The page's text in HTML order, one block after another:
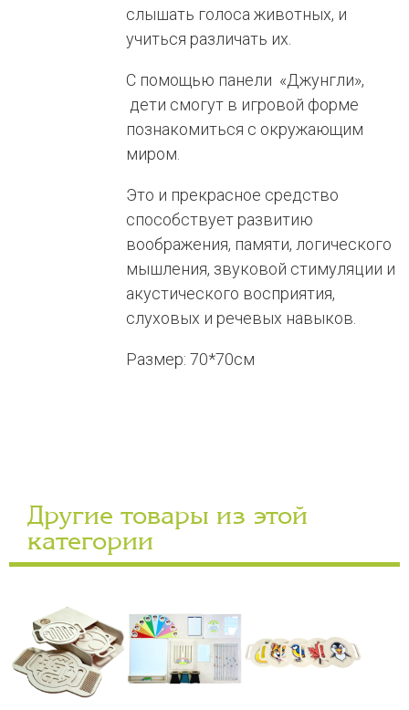
слышать голоса животных, и
учиться различать их.
С помощью панели «Джунгли»,
дети смогут в игровой форме
познакомиться с окружающим
миром.
Это и прекрасное средство
способствует развитию
воображения, памяти, логического
мышления, звуковой стимуляции и
акустического восприятия,
слуховых и речевых навыков.
Размер: 70*70см
Другие товары из этой
категории